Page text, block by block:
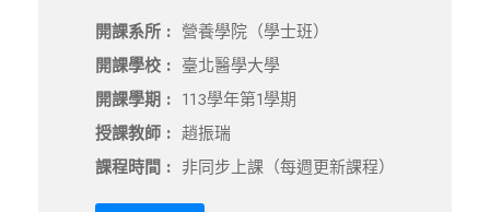
開課系所 : 營養學院（學士班）
開課學校 : 臺北醫學大學
開課學期 : 113學年第1學期
授課教師 : 趙振瑞
課程時間 : 非同步上課（每週更新課程）